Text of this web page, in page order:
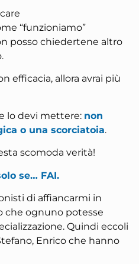
“funzioniamo”
posso chiedertene altro
efficacia, allora avrai più
lo devi mettere: non
o una scorciatoia.
scomoda verità!
se… FAI.
di affiancarmi in
che ognuno potesse
Quindi eccoli
Enrico che hanno